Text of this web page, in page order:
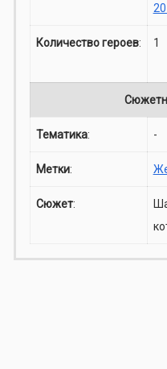
Количество героев: 1
Тематика: -
Метки:
Сюжет: